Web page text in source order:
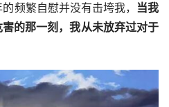
频繁自慰并没有击垮我， 当我
的那一刻，我从未放弃过对于